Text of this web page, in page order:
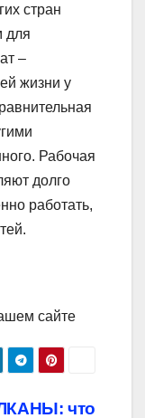
стран
для
–
жизни у
Рабочая
долго
работать,
сайте
что